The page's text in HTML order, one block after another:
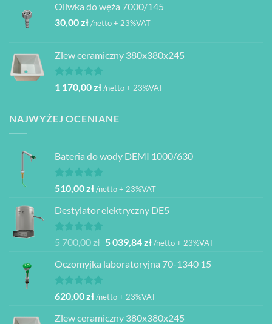
Oliwka do węża 7000/145
30,00zł/netto + 23%VAT
Zlew ceramiczny 380x380x245
Oceniono
na 5
1 170,00zł/netto + 23%VAT
NAJWYŻEJ OCENIANE
Bateria do wody DEMI 1000/630
Oceniono
na 5
510,00zł/netto + 23%VAT
Destylator elektryczny DE5
Oceniono
na 5
5 700,00zł Pierwotna
wynosiła:
700,00 zł.
5 039,84złAktualna
wynosi:
039,84 zł.
/netto + 23%VAT
Oczomyjka laboratoryjna 70-1340 15
Oceniono
na 5
620,00zł/netto + 23%VAT
Zlew ceramiczny 380x380x245